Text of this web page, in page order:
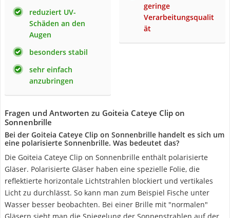
reduziert UV-
Schäden an den
Augen
besonders stabil
sehr einfach
anzubringen
geringe
Verarbeitungsqualit
ät
Fragen und Antworten zu Goiteia Cateye Clip on
Sonnenbrille
Bei der Goiteia Cateye Clip on Sonnenbrille handelt es sich um
eine polarisierte Sonnenbrille. Was bedeutet das?
Die Goiteia Cateye Clip on Sonnenbrille enthält polarisierte
Gläser. Polarisierte Gläser haben eine spezielle Folie, die
reflektierte horizontale Lichtstrahlen blockiert und vertikales
Licht zu durchlässt. So kann man zum Beispiel Fische unter
Wasser besser beobachten. Bei einer Brille mit "normalen"